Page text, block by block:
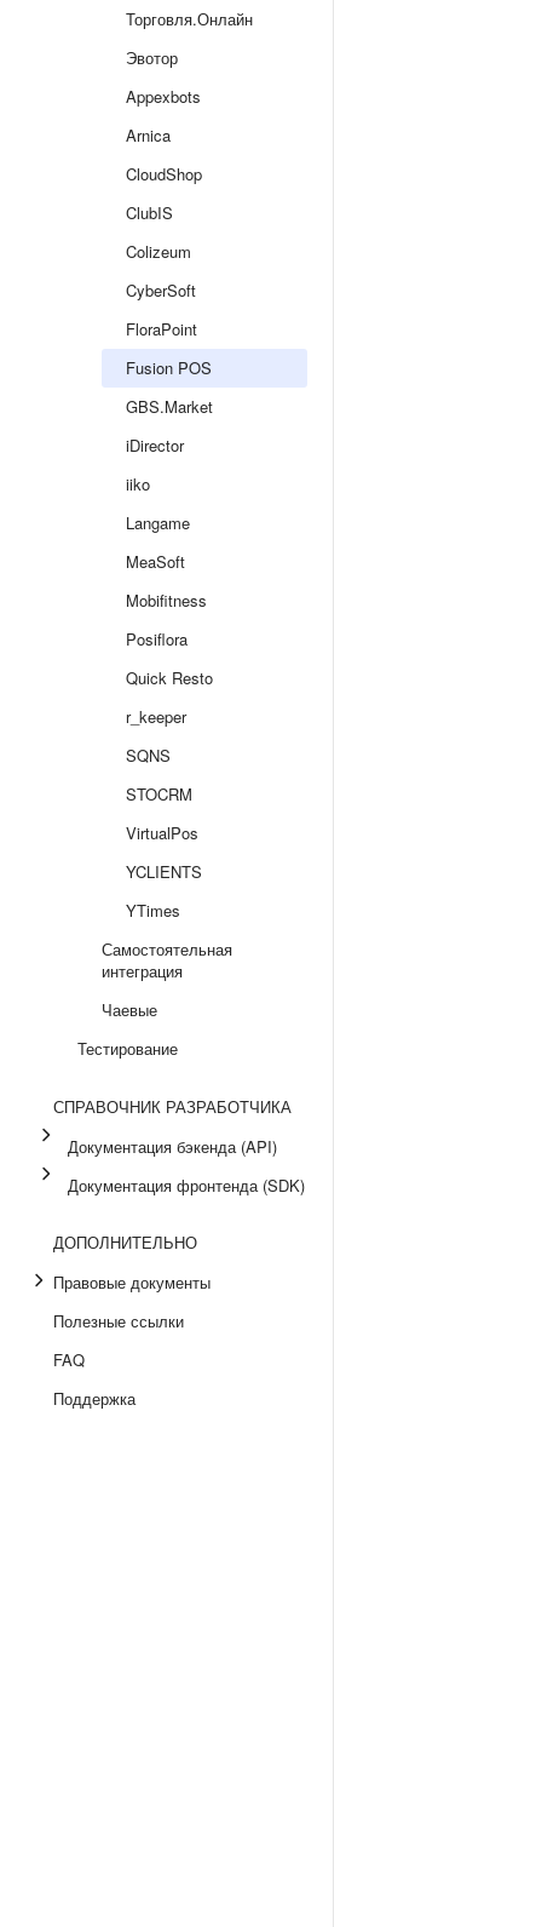
Торговля.Онлайн
Эвотор
Appexbots
Arnica
CloudShop
ClubIS
Colizeum
CyberSoft
FloraPoint
Fusion POS
GBS.Market
iDirector
iiko
Langame
MeaSoft
Mobifitness
Posiflora
Quick Resto
r_keeper
SQNS
STOCRM
VirtualPos
YCLIENTS
YTimes
Самостоятельная
интеграция
Чаевые
Тестирование
СПРАВОЧНИК РАЗРАБОТЧИКА
Документация бэкенда (API)
Документация фронтенда (SDK)
ДОПОЛНИТЕЛЬНО
Правовые документы
Полезные ссылки
FAQ
Поддержка